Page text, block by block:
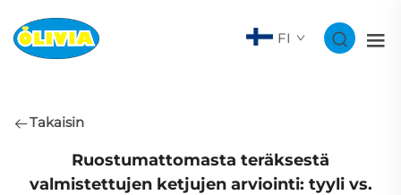
FI
Takaisin
Ruostumattomasta teräksestä
valmistettujen ketjujen arviointi: tyyli vs.